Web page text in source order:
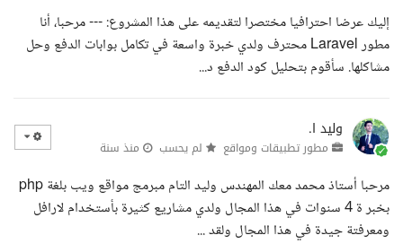
إليك عرضا احترافيا مختصرا لتقديمه على هذا المشروع: --- مرحبا، أنا
مطور Laravel محترف ولدي خبرة واسعة في تكامل بوابات الدفع وحل
مشاكلها. سأقوم بتحليل كود الدفع د...
وليد ا.
مطور تطبيقات ومواقع لم يحسب منذ سنة
مرحبا أستاذ محمد معك المهندس وليد التام مبرمج مواقع ويب بلغة php
بخبر ة 4 سنوات في هذا المجال ولدي مشاريع كثيرة بأستخدام لارافل
ومعرفتة جيدة في هذا المجال ولقد ...